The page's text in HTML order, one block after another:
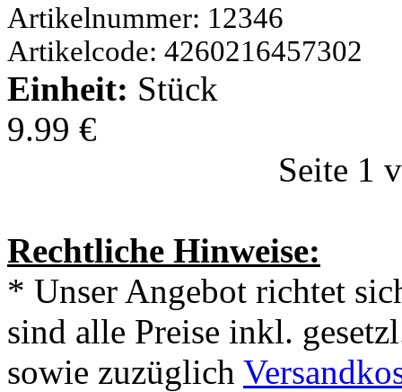
Artikelnummer: 12346
Artikelcode: 4260216457302
Einheit: Stück
9.99 €
Seite 1
Rechtliche Hinweise:
* Unser Angebot richtet
sind alle Preise inkl.
sowie zuzüglich